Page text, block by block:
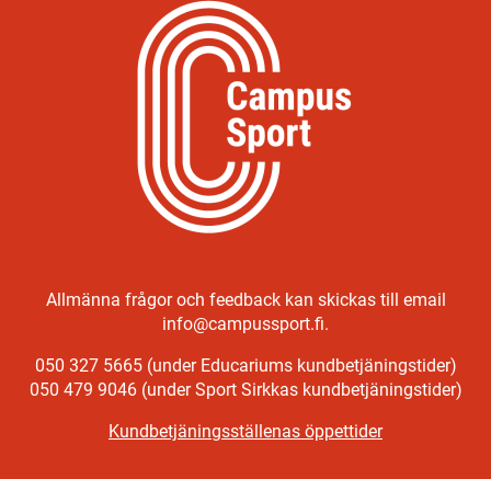
Allmänna frågor och feedback kan skickas till email
info@campussport.fi.
050 327 5665 (under Educariums kundbetjäningstider)
050 479 9046 (under Sport Sirkkas kundbetjäningstider)
Kundbetjäningsställenas öppettider